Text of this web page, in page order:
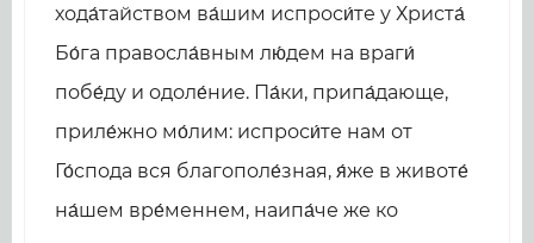
хода́тайством ва́шим испроси́те у Христа́
Бо́га правосла́вным лю́дем на враги́
побе́ду и одоле́ние. Па́ки, припа́дающе,
приле́жно мо́лим: испроси́те нам от
Го́спода вся благополе́зная, я́же в животе́
на́шем вре́меннем, наипа́че же ко